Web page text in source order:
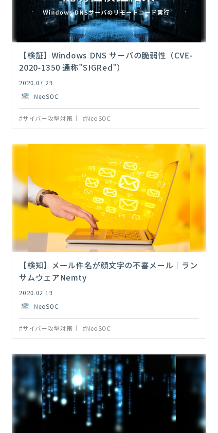
【検証】Windows DNS サーバの脆弱性（CVE-
2020-1350 通称"SIGRed"）
2020.07.29
NeoSOC
#サイバー攻撃対策 #NeoSOC
【検知】メール件名が顔文字の不審メール｜ラン
サムウェアNemty
2020.02.19
NeoSOC
#サイバー攻撃対策 #NeoSOC